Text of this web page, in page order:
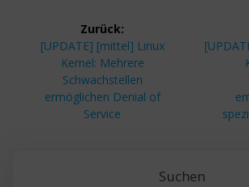
Beitragsnavigation
Zurück:
Vorheriger
Beitrag:
[UPDATE] [mittel] Linux
Kernel: Mehrere
Schwachstellen
ermöglichen Denial of
Service
Suchen